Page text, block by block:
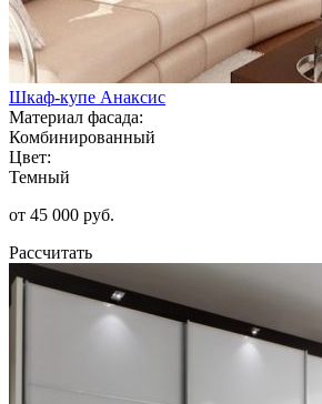
Шкаф-купе Анаксис
Материал фасада:
Комбинированный
Цвет:
Темный
от 45 000 руб.
Рассчитать